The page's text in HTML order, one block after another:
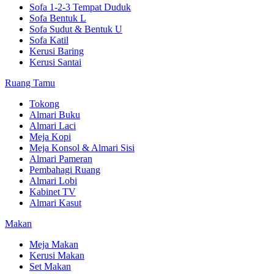
Sofa 1-2-3 Tempat Duduk
Sofa Bentuk L
Sofa Sudut & Bentuk U
Sofa Katil
Kerusi Baring
Kerusi Santai
Ruang Tamu
Tokong
Almari Buku
Almari Laci
Meja Kopi
Meja Konsol & Almari Sisi
Almari Pameran
Pembahagi Ruang
Almari Lobi
Kabinet TV
Almari Kasut
Makan
Meja Makan
Kerusi Makan
Set Makan